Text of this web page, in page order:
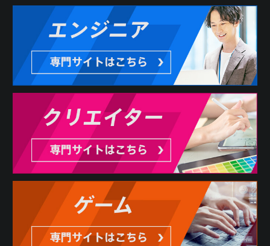
了している場合や掲載内容に差異がある場合もございます
ので予めご了承下さい。
3. 利用者は、本サービスの利用にあたり、当社に対しどの
ような情報を提供するかを任意に選択することができま
す。ただし、当社が必要と判断する情報が提供されない場
合には、本サービスの全部または一部を利用できない場合
があります。
第3条 反社会的勢力の排除
1. 利用者は、現在、暴力団、暴力団員、暴力団員でなくな
った時から5年を経過しない者、暴力団準構成員、暴力団関
係企業、総会屋等、社会運動等標ぼうゴロ、特殊知能暴力
集団その他これらに準ずる者（総称して以下、反社会的勢
力といいます。）に該当せず、かつ、次のいずれにも該当
しないことを表明し、また、将来にわたってもこれらに該
当しないことを確約するものとします。
(1) 反社会的勢力が経営を支配していると認められる関係を
有すること
(2) 反社会的勢力が経営に実質的に関与していると認められ
る関係を有すること